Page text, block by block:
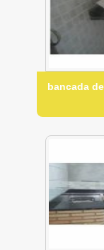
bancada